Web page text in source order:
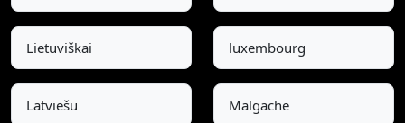
Lietuviškai luxembourg
Latviešu Malgache